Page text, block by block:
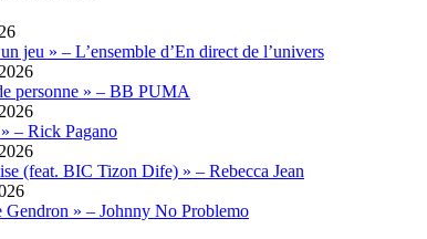
jeu » – L’ensemble d’En direct de l’univers
personne » – BB PUMA
– Rick Pagano
(feat. BIC Tizon Dife) » – Rebecca Jean
Gendron » – Johnny No Problemo